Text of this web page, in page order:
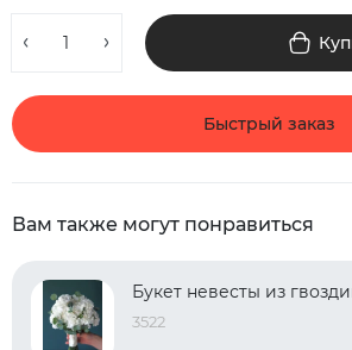
Быстрый заказ
Вам также могут понравиться
Букет невесты из
3522